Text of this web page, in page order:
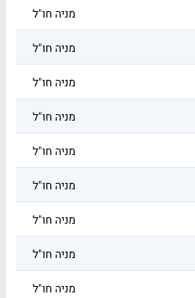
מניה חו"ל
מניה חו"ל
מניה חו"ל
מניה חו"ל
מניה חו"ל
מניה חו"ל
מניה חו"ל
מניה חו"ל
מניה חו"ל